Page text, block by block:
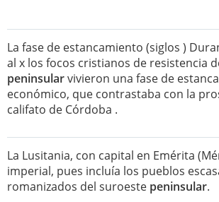
La fase de estancamiento (siglos )
al x los focos cristianos de resistencia
peninsularvivieron una fase de
económico, que contrastaba con la
califato de Córdoba .
La Lusitania, con capital en Emérita
imperial, pues incluía los pueblos
romanizados del suroeste peninsular.